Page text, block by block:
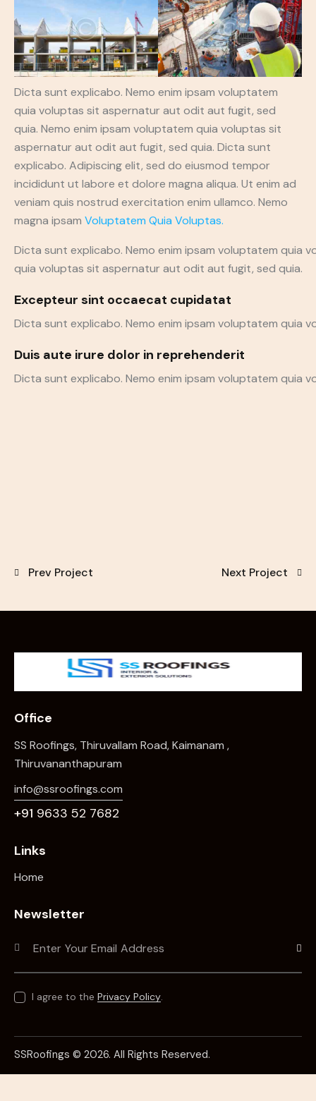
Dicta sunt explicabo. Nemo enim ipsam voluptatem
quia voluptas sit aspernatur aut odit aut fugit, sed
quia. Nemo enim ipsam voluptatem quia voluptas sit
aspernatur aut odit aut fugit, sed quia. Dicta sunt
explicabo. Adipiscing elit, sed do eiusmod tempor
incididunt ut labore et dolore magna aliqua. Ut enim ad
veniam quis nostrud exercitation enim ullamco. Nemo
magna ipsam Voluptatem Quia Voluptas.
Dicta sunt explicabo. Nemo enim ipsam voluptatem quia
quia voluptas sit aspernatur aut odit aut fugit, sed quia.
Excepteur sint occaecat cupidatat
Dicta sunt explicabo. Nemo enim ipsam voluptatem quia
Duis aute irure dolor in reprehenderit
Dicta sunt explicabo. Nemo enim ipsam voluptatem
Prev Project Next Project
Office
SS Roofings, Thiruvallam Road, Kaimanam ,
Thiruvananthapuram
info@ssroofings.com
+91 9633 52 7682
Links
Home
Newsletter
I agree to the Privacy Policy.
SSRoofings © 2026. All Rights Reserved.